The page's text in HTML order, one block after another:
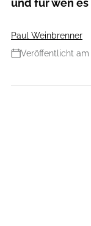
Paul Weinbrenner
Veröffentlicht am